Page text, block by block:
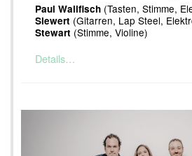
Paul Wallfisch (Tasten, Stimme,
Siewert (Gitarren, Lap Steel,
Stewart (Stimme, Violine)
Details…